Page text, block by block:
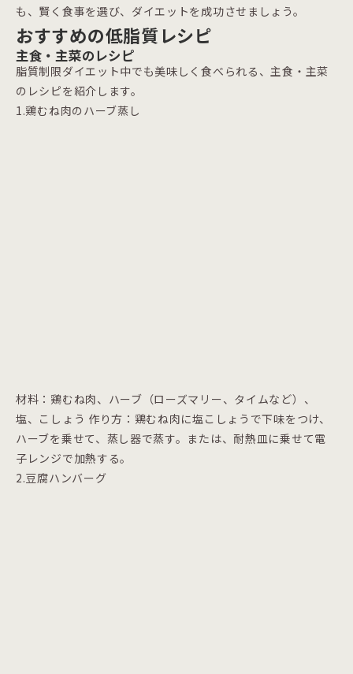
も、賢く食事を選び、ダイエットを成功させましょう。
おすすめの低脂質レシピ
主食・主菜のレシピ
脂質制限ダイエット中でも美味しく食べられる、主食・主菜
のレシピを紹介します。
1.鶏むね肉のハーブ蒸し
材料：鶏むね肉、ハーブ（ローズマリー、タイムなど）、
塩、こしょう 作り方：鶏むね肉に塩こしょうで下味をつけ、
ハーブを乗せて、蒸し器で蒸す。または、耐熱皿に乗せて電
子レンジで加熱する。
2.豆腐ハンバーグ